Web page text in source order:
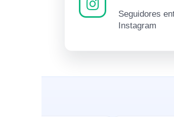
Seguidores
Instagram